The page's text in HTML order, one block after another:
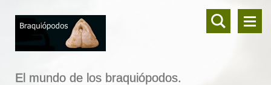
El mundo de los braquiópodos.